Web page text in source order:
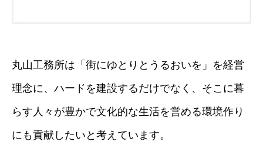
丸山工務所は「街にゆとりとうるおいを」を経営
理念に、ハードを建設するだけでなく、そこに暮
らす人々が豊かで文化的な生活を営める環境作り
にも貢献したいと考えています。